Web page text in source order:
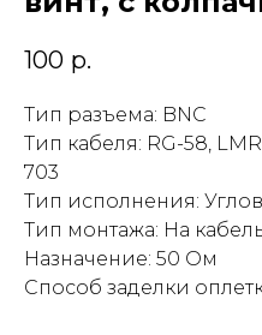
100 р.
Тип разъема: BNC
Тип кабеля: RG-58,
703
Тип исполнения:
Тип монтажа: На
Назначение: 50 Ом
Способ заделки